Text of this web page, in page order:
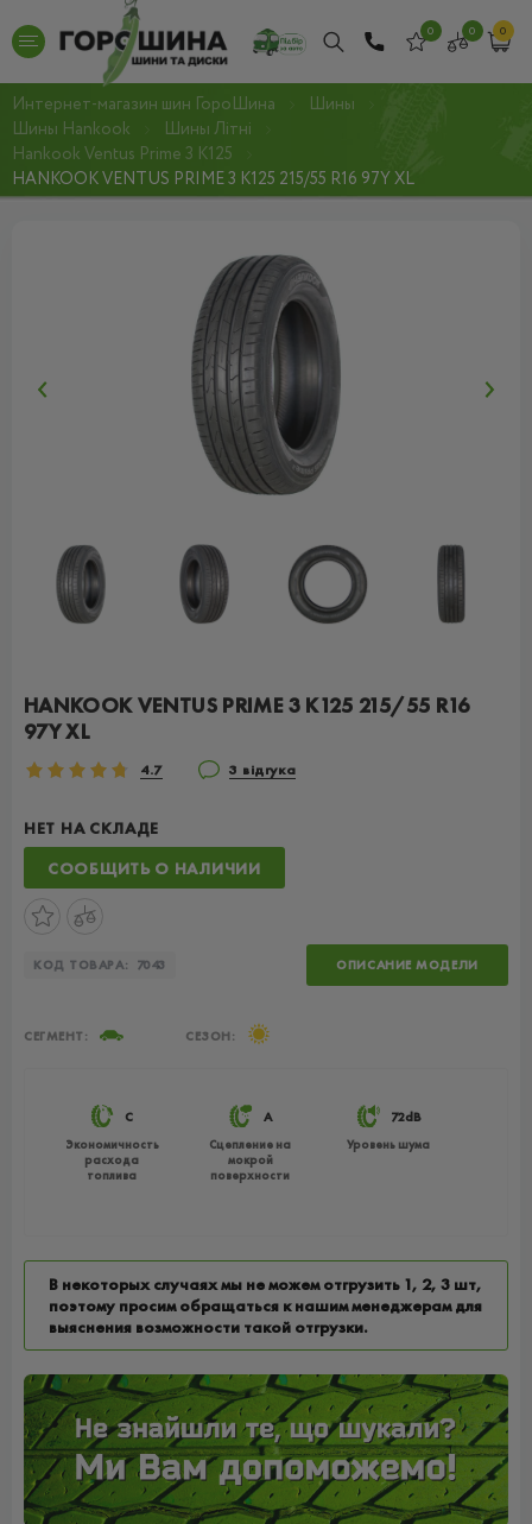
0 0 0
Интернет-магазин шин ГороШина
Шины
Шины Hankook
Шины Літні
Hankook Ventus Prime 3 K125
HANKOOK VENTUS PRIME 3 K125 215/55 R16 97Y XL
HANKOOK VENTUS PRIME 3 K125 215/55 R16
97Y XL
4.7 3 відгука
НЕТ НА СКЛАДЕ
СООБЩИТЬ О НАЛИЧИИ
КОД ТОВАРА: 7043 ОПИСАНИЕ МОДЕЛИ
C
Экономичность
расхода
топлива
A
Сцепление на
мокрой
поверхности
72dB
Уровень шума
СЕГМЕНТ: СЕЗОН:
В некоторых случаях мы не можем отгрузить 1, 2, 3 шт,
поэтому просим обращаться к нашим менеджерам для
выяснения возможности такой отгрузки.